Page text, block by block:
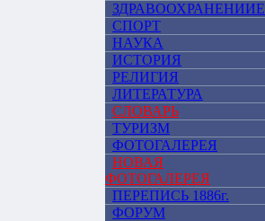
ЗДРАВООХРАНЕНИИЕ
СПОРТ
НАУКА
ИСТОРИЯ
РЕЛИГИЯ
ЛИТЕРАТУРА
СЛОВАРЬ
ТУРИЗМ
ФОТОГАЛЕРЕЯ
НОВАЯ
ФОТОГАЛЕРЕЯ
ПЕРЕПИСЬ 1886г.
ФОРУМ